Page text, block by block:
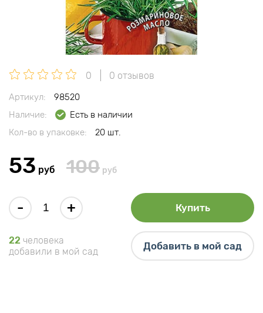
0 0 отзывов
Артикул:
98520
Наличие:
Есть в наличии
Кол-во в упаковке:
20 шт.
53 руб 100 руб
- + Купить
22 человека
добавили в мой сад
Добавить в мой сад